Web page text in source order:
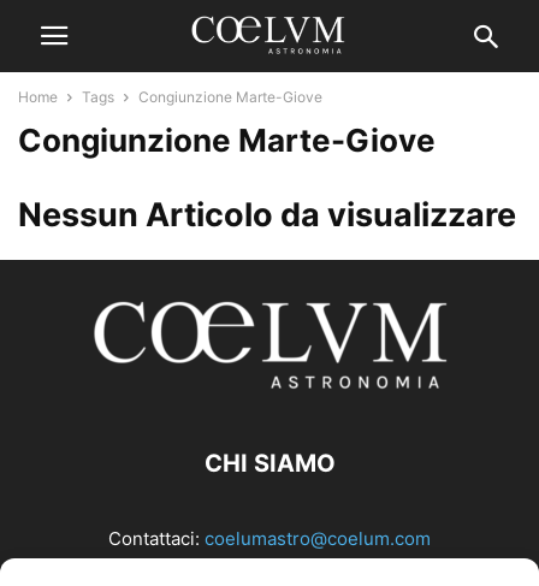
Home Tags Congiunzione Marte-Giove
Congiunzione Marte-Giove
Nessun Articolo da visualizzare
CHI SIAMO
Contattaci: coelumastro@coelum.com